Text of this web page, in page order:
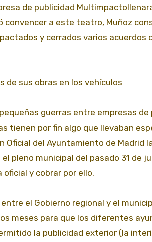
de publicidad
convencer a este teatro, Muñoz
y cerrados varios acuerdos
de sus obras en los vehículos
guerras entre empresas de
tienen por fin algo que llevaban
Oficial del Ayuntamiento de Madrid
pleno municipal del pasado 31 de
y cobrar por ello.
el Gobierno regional y el
meses para que los diferentes
la publicidad exterior (la